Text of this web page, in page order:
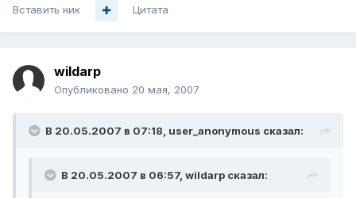
Вставить ник Цитата
wildarp
Опубликовано 20 мая, 2007
В 20.05.2007 в 07:18, user_anonymous сказал:
В 20.05.2007 в 06:57, wildarp сказал: